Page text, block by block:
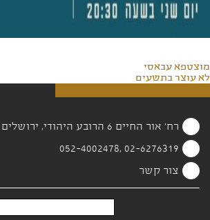
מוצטפא עבאסי
לא עוצר בתשעים
רח' אור החיים 6 הרובע היהודי, ירושלים
02-6276319 ,052-4002478
צור קשר